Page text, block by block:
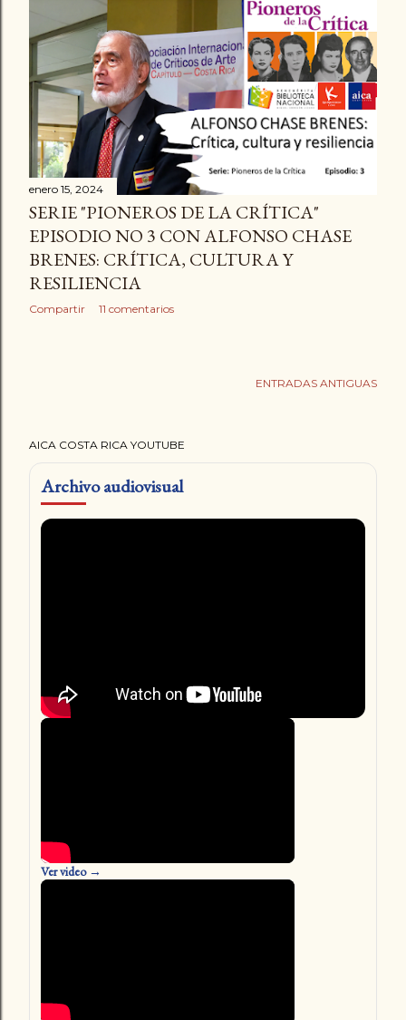
enero 15, 2024
SERIE "PIONEROS DE LA CRÍTICA"
EPISODIO NO 3 CON ALFONSO CHASE
BRENES: CRÍTICA, CULTURA Y
RESILIENCIA
Compartir 11 comentarios
ENTRADAS ANTIGUAS
AICA COSTA RICA YOUTUBE
Archivo audiovisual
Ver video →